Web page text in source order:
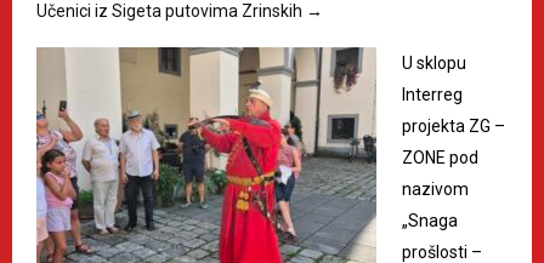
Učenici iz Sigeta putovima Zrinskih →
U sklopu
Interreg
projekta ZG –
ZONE pod
nazivom
„Snaga
prošlosti –